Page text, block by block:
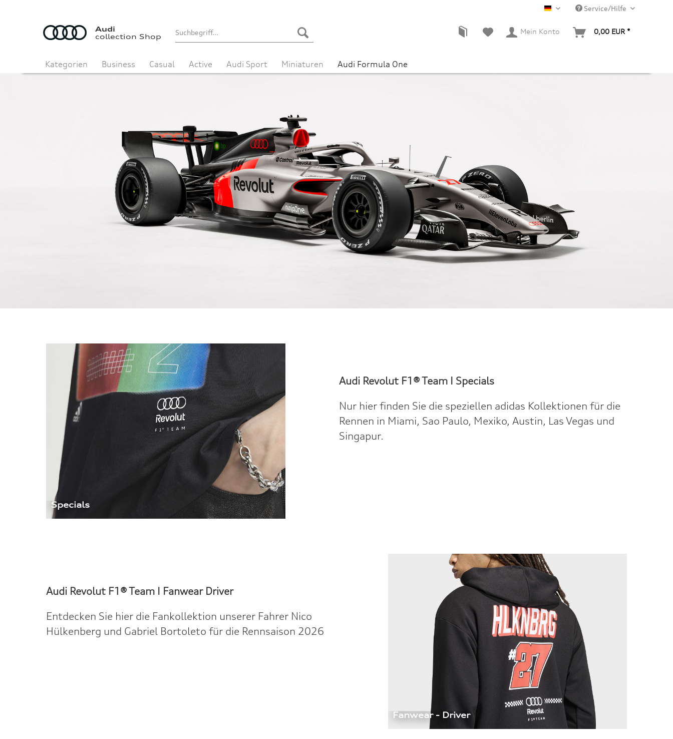
DE Service/Hilfe
Audi
collection Shop
Mein Konto 0,00 EUR *
Kategorien Business Casual Active Audi Sport Miniaturen Audi Formula One
Fanwear - Driver
Audi Revolut F1® Team I Fanwear Driver
Entdecken Sie hier die Fankollektion unserer Fahrer Nico
Hülkenberg und Gabriel Bortoleto für die Rennsaison 2026
Audi Revolut F1® Team I Specials
Nur hier finden Sie die speziellen adidas Kollektionen für die
Rennen in Miami, Sao Paulo, Mexiko, Austin, Las Vegas und
Singapur.
Specials